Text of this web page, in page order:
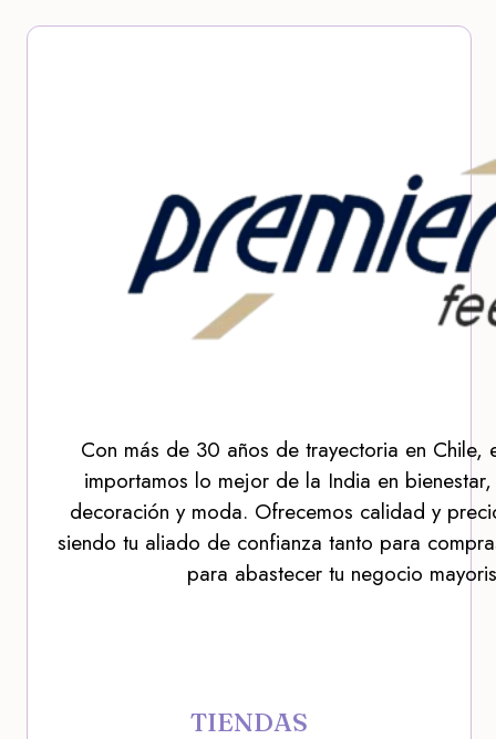
Con más de 30 años de trayectoria en Chile,
importamos lo mejor de la India en
decoración y moda. Ofrecemos calidad y
siendo tu aliado de confianza tanto para
para abastecer tu negocio
TIENDAS